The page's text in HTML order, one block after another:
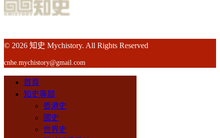
© 2026 知史 Mychistory. All Rights Reserved
cnhe.mychistory@gmail.com
首頁
知史專題
香港史
國史
世界史